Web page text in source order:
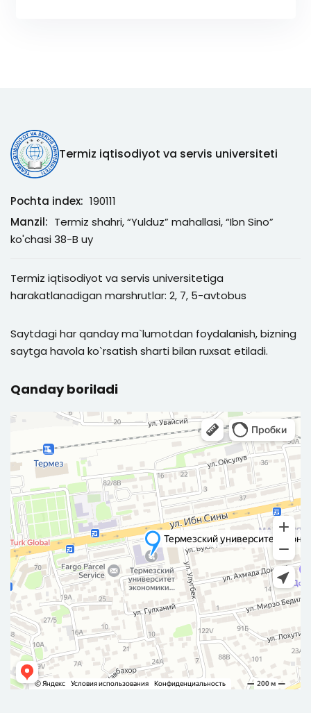
Termiz iqtisodiyot va servis universiteti
Pochta index: 190111
Manzil: Termiz shahri, “Yulduz” mahallasi, “Ibn Sino”
ko'chasi 38-B uy
Termiz iqtisodiyot va servis universitetiga
harakatlanadigan marshrutlar: 2, 7, 5-avtobus
Saytdagi har qanday ma`lumotdan foydalanish, bizning
saytga havola ko`rsatish sharti bilan ruxsat etiladi.
Qanday boriladi